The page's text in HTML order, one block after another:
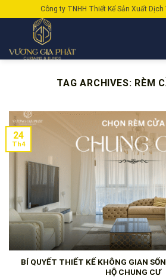
to
Công ty TNHH Thiết Kế Sản Xuất
TAG ARCHIVES: RÈM
BÍ QUYẾT THIẾT KẾ KHÔNG GIAN
HỘ CHUNG CƯ
24
Th4